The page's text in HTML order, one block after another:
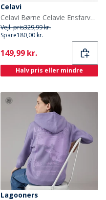
Celavi
Celavi Børne Celavie Ensfarvet Basis Termosæt Sort
Vejl. pris329,99 kr.
Spare180,00 kr.
Current
149,99 kr.
Halv pris eller mindre
Lagooners